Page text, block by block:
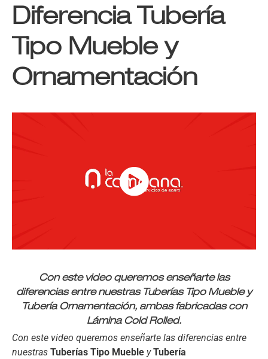
Diferencia Tubería
Tipo Mueble y
Ornamentación
Con este video queremos enseñarte las
diferencias entre nuestras Tuberías Tipo Mueble y
Tubería Ornamentación, ambas fabricadas con
Lámina Cold Rolled.
Con este video queremos enseñarte las diferencias entre
nuestras Tuberías Tipo Mueble yTubería